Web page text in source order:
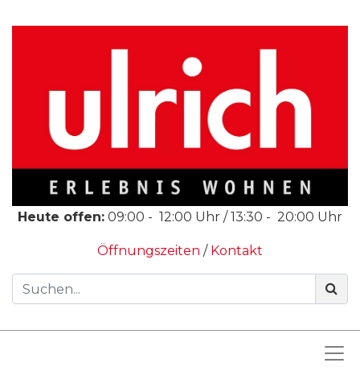
Heute offen: 09:00 - 12:00 Uhr /13:30 - 20:00 Uhr
Öffnungszeiten / Kontakt